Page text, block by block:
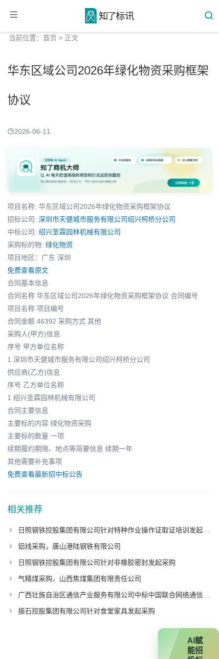
当前位置： 首页 > 正文
华东区域公司2026年绿化物资采购框架
协议
2026-06-11
项目名称: 华东区域公司2026年绿化物资采购框架协议
招标公司: 深圳市天健城市服务有限公司绍兴柯桥分公司
中标公司: 绍兴圣霖园林机械有限公司
采购标的物: 绿化物资
项目地区：广东 深圳
免费查看原文
合同基本信息
合同名称 华东区域公司2026年绿化物资采购框架协议 合同编号
项目名称 项目编号
合同金额 46392 采购方式 其他
采购人(甲方)信息
序号 甲方单位名称
1 深圳市天健城市服务有限公司绍兴柯桥分公司
供应商(乙方)信息
序号 乙方单位名称
1 绍兴圣霖园林机械有限公司
合同主要信息
主要标的内容 绿化物资采购
主要标的数量 一项
续期履约期限、地点等简要信息 续期一年
其他需要补充事项
免费查看最新招中标公告
相关推荐
日照钢铁控股集团有限公司针对特种作业操作证取证培训发起采购
铝线采购，唐山港陆钢铁有限公司
日照钢铁控股集团有限公司针对非橡胶密封发起采购
气精煤采购，山西焦煤集团有限责任公司
广西壮族自治区通信产业服务有限公司中标中国联合网络通信有限公司广东省分公司项目
振石控股集团有限公司针对食堂家具发起采购
AI赋
能招